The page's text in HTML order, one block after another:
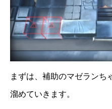
まずは、補助のマゼランち
溜めていきます。